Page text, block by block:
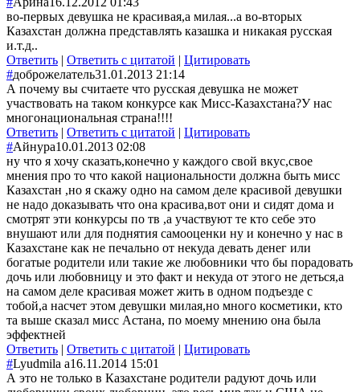
во-первых девушка не красивая,а милая...а во-вторых
Казахстан должна представлять казашка и никакая русская
и.т.д..
Ответить | Ответить с цитатой | Цитировать
#доброжелатель31.01.2013 21:14
А почему вы считаете что русская девушка не может
участвовать на таком конкурсе как Мисс-Казахстана?У нас
многонациональная страна!!!!
Ответить | Ответить с цитатой | Цитировать
#Айнура10.01.2013 02:08
ну что я хочу сказать,конечно у каждого свой вкус,свое
мнения про то что какой национальности должна быть мисс
Казахстан ,но я скажу одно на самом деле красивой девушки
не надо доказывать что она красива,вот они и сидят дома и
смотрят эти конкурсы по тв ,а участвуют те кто себе это
внушают или для поднятия самооценки ну и конечно у нас в
Казахстане как не печально от некуда девать денег или
богатые родители или такие же любовники что бы порадовать
дочь или любовницу и это факт и некуда от этого не деться,а
на самом деле красивая может жить в одном подъезде с
тобой,а насчет этом девушки милая,но много косметики, кто
та выше сказал мисс Астана, по моему мнению она была
эффектней
Ответить | Ответить с цитатой | Цитировать
#Lyudmila а16.11.2014 15:01
А это не только в Казахстане родители радуют дочь или